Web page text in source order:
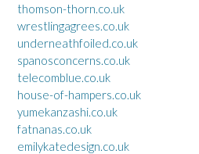
thomson-thorn.co.uk
wrestlingagrees.co.uk
underneathfoiled.co.uk
spanosconcerns.co.uk
telecomblue.co.uk
house-of-hampers.co.uk
yumekanzashi.co.uk
fatnanas.co.uk
emilykatedesign.co.uk